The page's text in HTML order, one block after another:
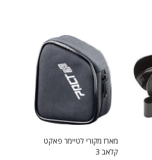
מארז מקורי לטיימר פאקט
קלאב 3